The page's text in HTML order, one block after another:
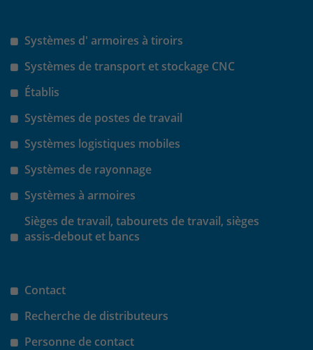
Systèmes d' armoires à tiroirs
Systèmes de transport et stockage CNC
Établis
Systèmes de postes de travail
Systèmes logistiques mobiles
Systèmes de rayonnage
Systèmes à armoires
Sièges de travail, tabourets de travail, sièges
assis-debout et bancs
Contact
Recherche de distributeurs
Personne de contact
Name _pk_cvar
Laufzeit 30 Minuten
Zweck
Das Cookie wird genutzt um temporär
Name _pk_hsr
Laufzeit
Zweck
Session Daten zu speichern